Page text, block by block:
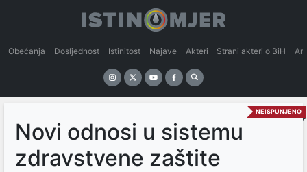
Obećanja Dosljednost Istinitost Najave Akteri Strani akteri o BiH
NEISPUNJENO
Novi odnosi u sistemu
zdravstvene zaštite